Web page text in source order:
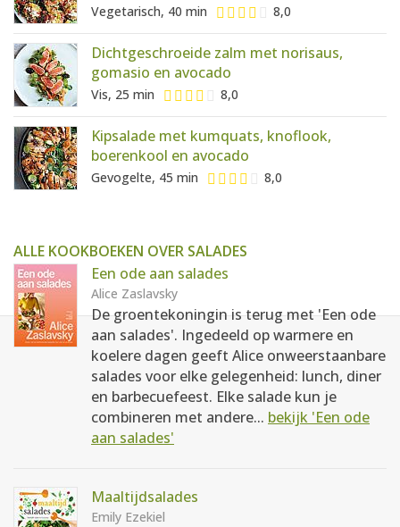
Vegetarisch, 40 min 8,0
Dichtgeschroeide zalm met norisaus,
gomasio en avocado
Vis, 25 min 8,0
Kipsalade met kumquats, knoflook,
boerenkool en avocado
Gevogelte, 45 min 8,0
ALLE KOOKBOEKEN OVER SALADES
Een ode aan salades
Alice Zaslavsky
De groentekoningin is terug met 'Een ode
aan salades'. Ingedeeld op warmere en
koelere dagen geeft Alice onweerstaanbare
salades voor elke gelegenheid: lunch, diner
en barbecuefeest. Elke salade kun je
combineren met andere... bekijk 'Een ode
aan salades'
Maaltijdsalades
Emily Ezekiel